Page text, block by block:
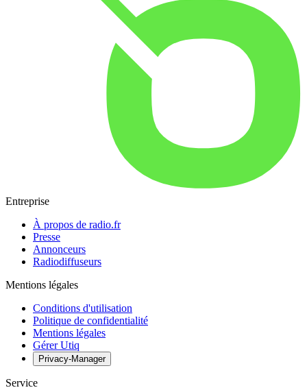
Entreprise
À propos de radio.fr
Presse
Annonceurs
Radiodiffuseurs
Mentions légales
Conditions d'utilisation
Politique de confidentialité
Mentions légales
Gérer Utiq
Privacy-Manager
Service